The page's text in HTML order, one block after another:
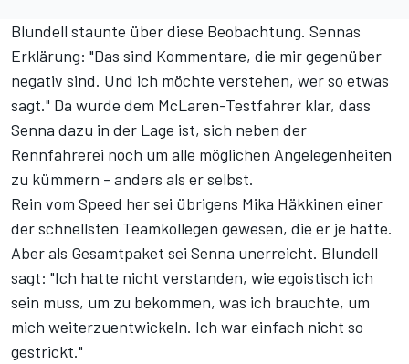
Blundell staunte über diese Beobachtung. Sennas
Erklärung: "Das sind Kommentare, die mir gegenüber
negativ sind. Und ich möchte verstehen, wer so etwas
sagt." Da wurde dem McLaren-Testfahrer klar, dass
Senna dazu in der Lage ist, sich neben der
Rennfahrerei noch um alle möglichen Angelegenheiten
zu kümmern - anders als er selbst.
Rein vom Speed her sei übrigens Mika Häkkinen einer
der schnellsten Teamkollegen gewesen, die er je hatte.
Aber als Gesamtpaket sei Senna unerreicht. Blundell
sagt: "Ich hatte nicht verstanden, wie egoistisch ich
sein muss, um zu bekommen, was ich brauchte, um
mich weiterzuentwickeln. Ich war einfach nicht so
gestrickt."